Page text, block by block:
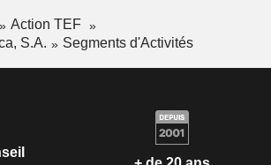
Action TEF
S.A.
Segments d'Activités